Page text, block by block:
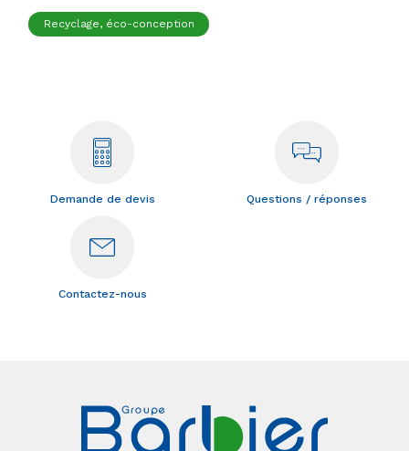
Recyclage, éco-conception
Demande de devis Questions / réponses
Contactez-nous